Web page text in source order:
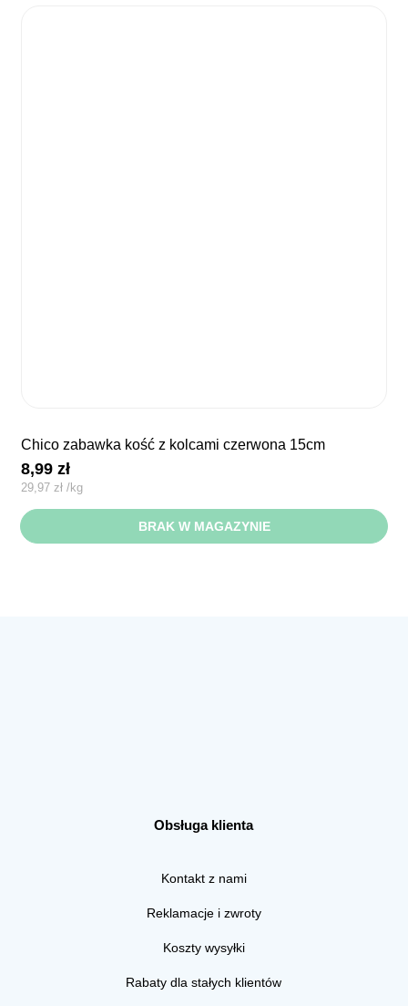
chico zabawka kość z kolcami czerwona 15cm
8,99zł
29,97 zł /kg
BRAK W MAGAZYNIE
Obsługa klienta
Kontakt z nami
Reklamacje i zwroty
Koszty wysyłki
Rabaty dla stałych klientów